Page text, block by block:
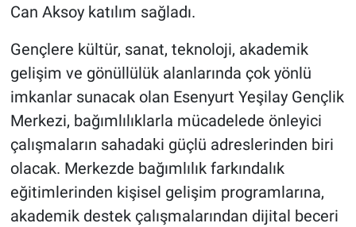
Can Aksoy katılım sağladı.
Gençlere kültür, sanat, teknoloji, akademik
gelişim ve gönüllülük alanlarında çok yönlü
imkanlar sunacak olan Esenyurt Yeşilay Gençlik
Merkezi, bağımlılıklarla mücadelede önleyici
çalışmaların sahadaki güçlü adreslerinden biri
olacak. Merkezde bağımlılık farkındalık
eğitimlerinden kişisel gelişim programlarına,
akademik destek çalışmalarından dijital beceri